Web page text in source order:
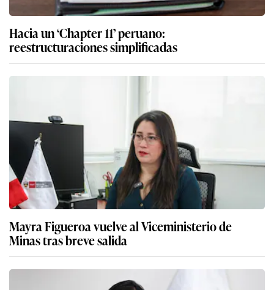
Hacia un ‘Chapter 11’ peruano:
reestructuraciones simplificadas
Mayra Figueroa vuelve al Viceministerio de
Minas tras breve salida